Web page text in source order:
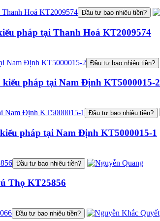
Đầu tư bao nhiêu tiền?
pháp tại Thanh Hoá KT2009574
Đầu tư bao nhiêu tiền?
kiểu pháp tại Nam Định KT5000015-2
Đầu tư bao nhiêu tiền?
pháp tại Nam Định KT5000015-1
Đầu tư bao nhiêu tiền?
Thọ KT25856
Đầu tư bao nhiêu tiền?